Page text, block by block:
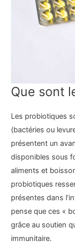
Que sont
Les probiotiques
(bactéries ou
présentent un
disponibles sous
aliments et
probiotiques
présentes dans
pense que ces «
grâce au soutien
immunitaire.